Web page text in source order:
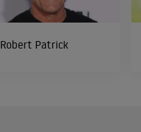
Robert Patrick